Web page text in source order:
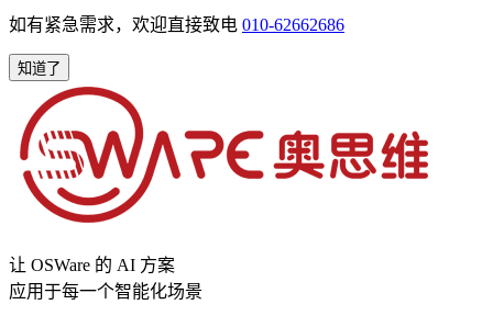
如有紧急需求，欢迎直接致电 010-62662686
知道了
让 OSWare 的 AI 方案
应用于每一个智能化场景